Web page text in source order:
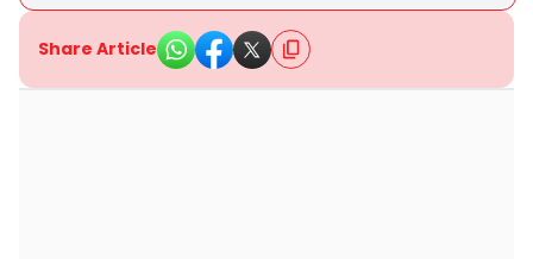
Share Article